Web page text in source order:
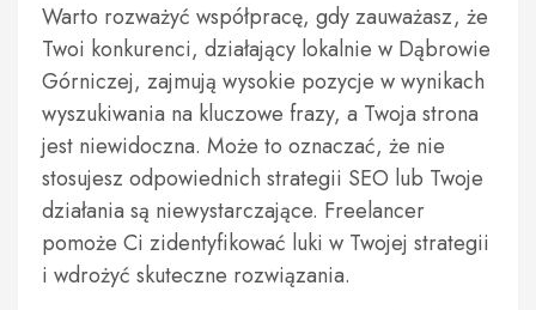
Warto rozważyć współpracę, gdy zauważasz, że
Twoi konkurenci, działający lokalnie w Dąbrowie
Górniczej, zajmują wysokie pozycje w wynikach
wyszukiwania na kluczowe frazy, a Twoja strona
jest niewidoczna. Może to oznaczać, że nie
stosujesz odpowiednich strategii SEO lub Twoje
działania są niewystarczające. Freelancer
pomoże Ci zidentyfikować luki w Twojej strategii
i wdrożyć skuteczne rozwiązania.